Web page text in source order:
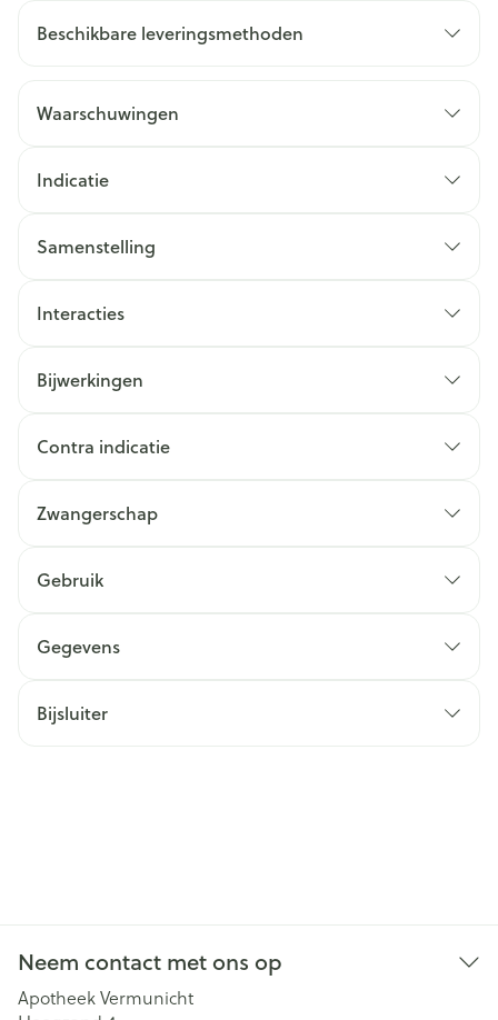
Beschikbare leveringsmethoden
Waarschuwingen
Indicatie
Samenstelling
Interacties
Bijwerkingen
Contra indicatie
Zwangerschap
Gebruik
Gegevens
Bijsluiter
Neem contact met ons op
Apotheek Vermunicht